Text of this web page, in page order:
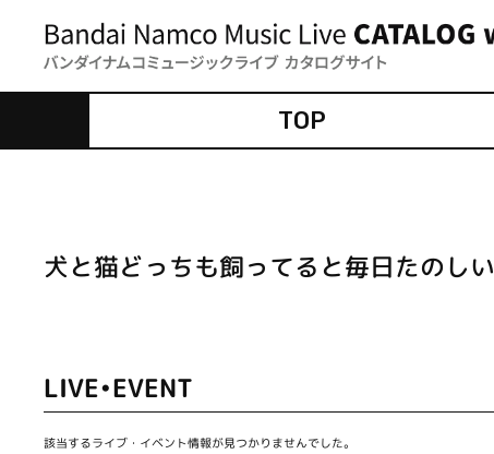
TOP
犬と猫どっちも飼ってると毎日たのしい
LIVE•EVENT
該当するライブ・イベント情報が見つかりませんでした。